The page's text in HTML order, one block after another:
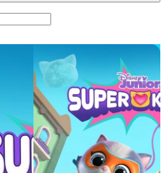
News & Magazin
Alle News
Exklusive Interviews
Reviews & Rezensionen
💼 B2B & Presse